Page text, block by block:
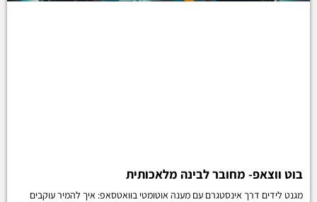
בוט ווצאפ- מחובר לבינה מלאכותית
מגנט לידים דרך אינסטגרם עם מענה אוטומטי בוואטסאפ: איך להמיר עוקבים